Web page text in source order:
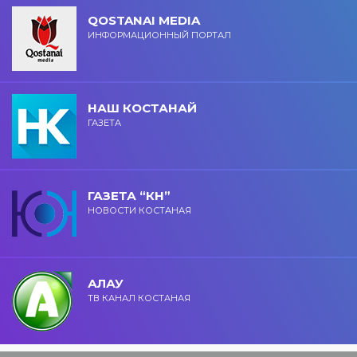
QOSTANAI MEDIA
ИНФОРМАЦИОННЫЙ ПОРТАЛ
НАШ КОСТАНАЙ
ГАЗЕТА
ГАЗЕТА “КН”
НОВОСТИ КОСТАНАЯ
АЛАУ
ТВ КАНАЛ КОСТАНАЯ